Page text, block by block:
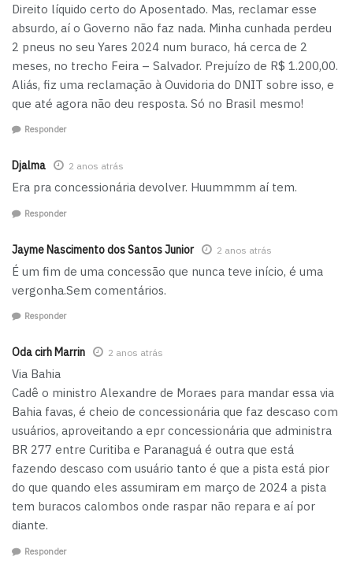
Direito líquido certo do Aposentado. Mas, reclamar esse
absurdo, aí o Governo não faz nada. Minha cunhada perdeu
2 pneus no seu Yares 2024 num buraco, há cerca de 2
meses, no trecho Feira – Salvador. Prejuízo de R$ 1.200,00.
Aliás, fiz uma reclamação à Ouvidoria do DNIT sobre isso, e
que até agora não deu resposta. Só no Brasil mesmo!
Responder
Djalma 2 anos atrás
Era pra concessionária devolver. Huummmm aí tem.
Responder
Jayme Nascimento dos Santos Junior 2 anos atrás
É um fim de uma concessão que nunca teve início, é uma
vergonha.Sem comentários.
Responder
Oda cirh Marrin 2 anos atrás
Via Bahia
Cadê o ministro Alexandre de Moraes para mandar essa via
Bahia favas, é cheio de concessionária que faz descaso com
usuários, aproveitando a epr concessionária que administra
BR 277 entre Curitiba e Paranaguá é outra que está
fazendo descaso com usuário tanto é que a pista está pior
do que quando eles assumiram em março de 2024 a pista
tem buracos calombos onde raspar não repara e aí por
diante.
Responder